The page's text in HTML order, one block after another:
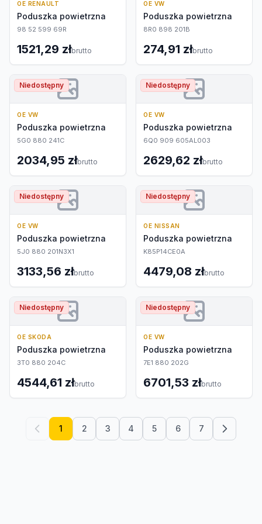
OE RENAULT
Poduszka powietrzna
98 52 599 69R
1521,29 złbrutto
OE VW
Poduszka powietrzna
8R0 898 201B
274,91 złbrutto
Niedostępny
OE VW
Poduszka powietrzna
5G0 880 241C
2034,95 złbrutto
Niedostępny
OE VW
Poduszka powietrzna
6Q0 909 605AL003
2629,62 złbrutto
Niedostępny
OE VW
Poduszka powietrzna
5J0 880 201N3X1
3133,56 złbrutto
Niedostępny
OE NISSAN
Poduszka powietrzna
K85P14CE0A
4479,08 złbrutto
Niedostępny
OE SKODA
Poduszka powietrzna
3T0 880 204C
4544,61 złbrutto
Niedostępny
OE VW
Poduszka powietrzna
7E1 880 202G
6701,53 złbrutto
1 2 3 4 5 6 7